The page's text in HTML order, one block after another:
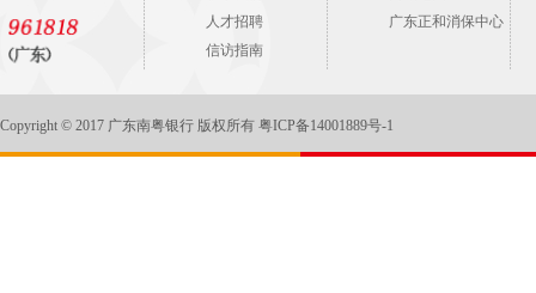
2025-04-22 易方达
基金2025年第1季
2025-03-31 易方达
基金2024年年度报
人才招聘
信访指南
广东正和消保中心
Copyright © 2017 广东南粤银行 版权所有 粤ICP备14001889号-1